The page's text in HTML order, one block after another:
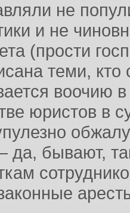
не
и не
(прости
теми,
воочию
юристов в
да, бывают,